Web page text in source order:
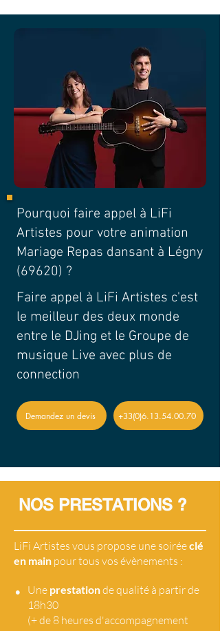
Pourquoi faire appel à LiFi
Artistes pour votre animation
Mariage Repas dansant à Légny
(69620) ?
Faire appel à LiFi Artistes c'est
le meilleur des deux monde
entre le DJing et le Groupe de
musique Live avec plus de
connection
Demandez un devis +33(0)6.13.54.00.70
NOS PRESTATIONS ?
LiFi Artistes vous propose une soiréeclé
en main pour tous vos évènements :
• Une prestationde qualité à partir de
18h30
(+ de 8 heures d'accompagnement